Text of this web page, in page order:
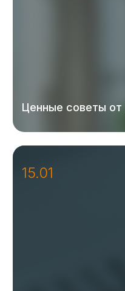
Ценные советы от
15.01